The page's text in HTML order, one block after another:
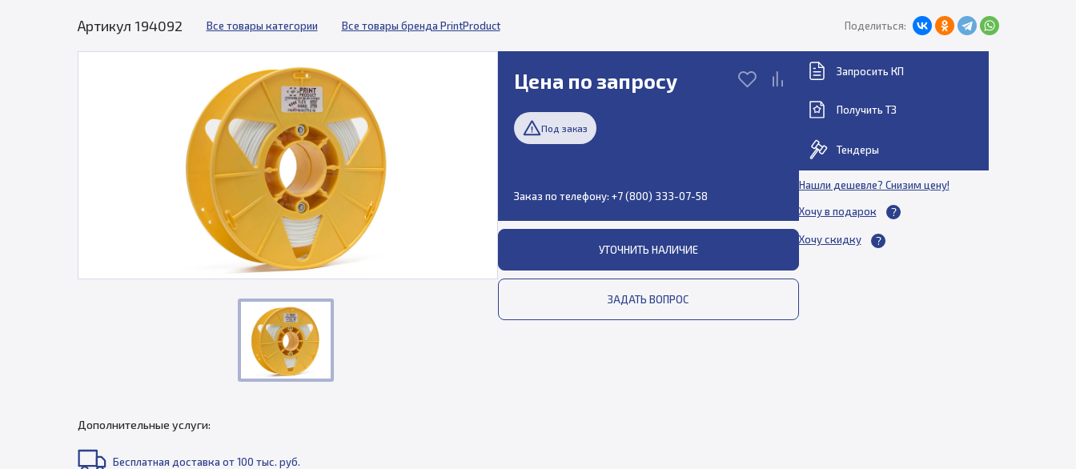
Артикул 194092 Все товары категории Все товары бренда PrintProduct Поделиться:
Цена по запросу
Под заказ
Заказ по телефону: +7 (800) 333-07-58
УТОЧНИТЬ НАЛИЧИЕ
ЗАДАТЬ ВОПРОС
Запросить КП
Получить ТЗ
Тендеры
Нашли дешевле? Снизим цену!
Хочу в подарок
Хочу скидку
Дополнительные услуги:
Бесплатная доставка от 100 тыс. руб.